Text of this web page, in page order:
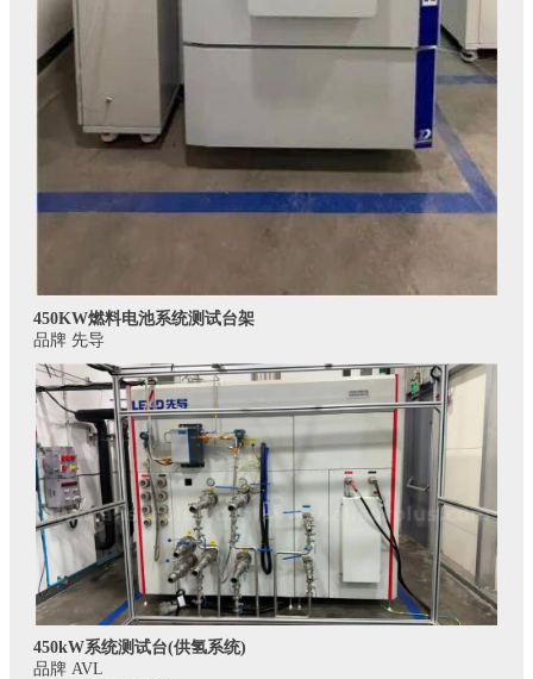
450KW燃料电池系统测试台架
品牌 先导
450kW系统测试台(供氢系统)
品牌 AVL